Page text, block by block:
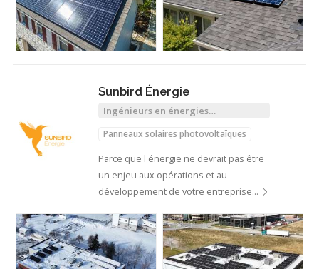
Sunbird Énergie
Ingénieurs en énergies
Panneaux solaires photovoltaïques
Parce que l'énergie ne devrait pas être
un enjeu aux opérations et au
développement de votre entreprise…